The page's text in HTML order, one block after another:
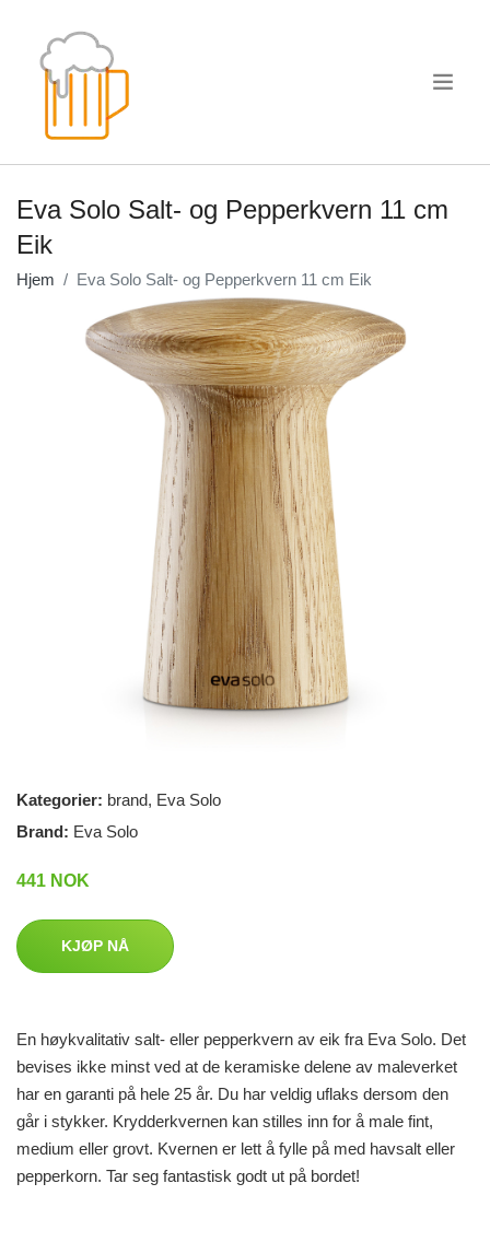
Eva Solo Salt- og Pepperkvern 11 cm
Eik
Hjem Eva Solo Salt- og Pepperkvern 11 cm Eik
Kategorier: brand, Eva Solo
Brand: Eva Solo
441 NOK
KJØP NÅ
En høykvalitativ salt- eller pepperkvern av eik fra Eva Solo. Det
bevises ikke minst ved at de keramiske delene av maleverket
har en garanti på hele 25 år. Du har veldig uflaks dersom den
går i stykker. Krydderkvernen kan stilles inn for å male fint,
medium eller grovt. Kvernen er lett å fylle på med havsalt eller
pepperkorn. Tar seg fantastisk godt ut på bordet!